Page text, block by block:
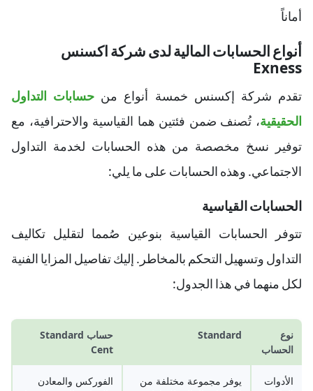
أماناً
أنواع الحسابات المالية لدى شركة اكسنس
Exness
تقدم شركة إكسنس خمسة أنواع من حسابات التداول
الحقيقية، تُصنف ضمن فئتين هما القياسية والاحترافية، مع
توفير نسخ مخصصة من هذه الحسابات لخدمة التداول
الاجتماعي. وهذه الحسابات على ما يلي:
الحسابات القياسية
تتوفر الحسابات القياسية بنوعين صُمما لتقليل تكاليف
التداول وتسهيل التحكم بالمخاطر. إليك تفاصيل المزايا الفنية
لكل منهما في هذا الجدول:
نوع
الحساب
Standard
حساب Standard
Cent
الأدوات
يوفر مجموعة مختلفة من
الفوركس والمعادن